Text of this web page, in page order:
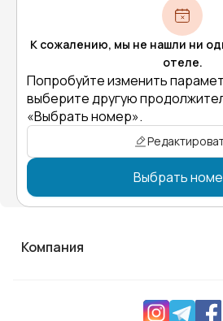
К сожалению, мы не нашли ни
отеле.
Попробуйте изменить
выберите другую
«Выбрать номер».
Выбрать
Компания